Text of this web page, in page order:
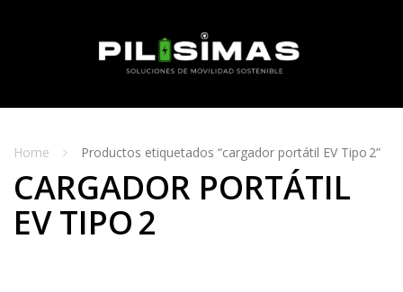
Home
Productos etiquetados “cargador portátil EV Tipo 2”
CARGADOR PORTÁTIL
EV TIPO 2